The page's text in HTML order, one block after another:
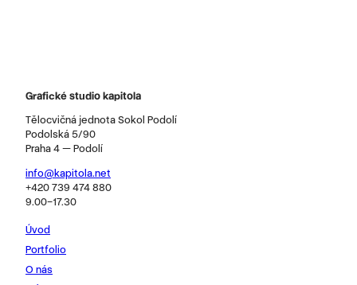
Grafické studio kapitola
Tělocvičná jednota Sokol Podolí
Podolská 5/90
Praha 4 — Podolí
info@kapitola.net
+420 739 474 880
9.00–17.30
Úvod
Portfolio
O nás